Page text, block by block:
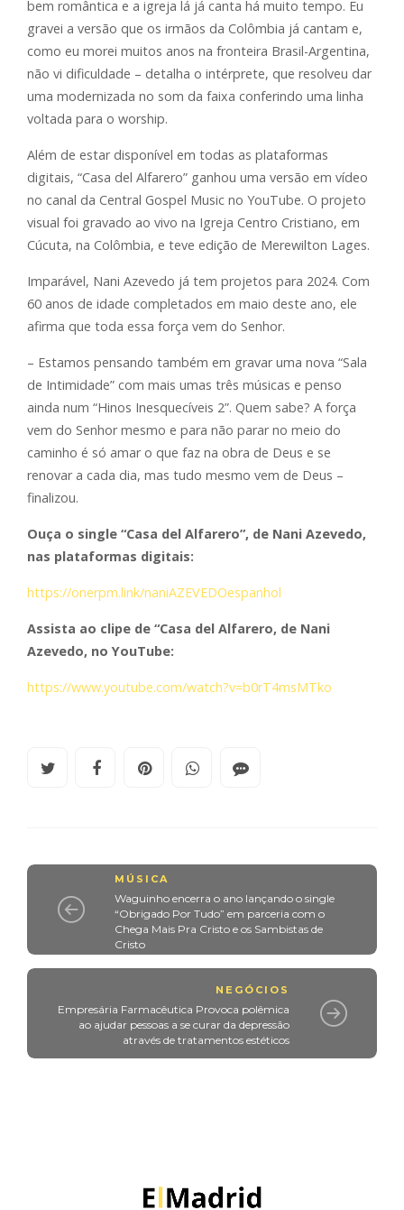
bem romântica e a igreja lá já canta há muito tempo. Eu
gravei a versão que os irmãos da Colômbia já cantam e,
como eu morei muitos anos na fronteira Brasil-Argentina,
não vi dificuldade – detalha o intérprete, que resolveu dar
uma modernizada no som da faixa conferindo uma linha
voltada para o worship.
Além de estar disponível em todas as plataformas
digitais, “Casa del Alfarero” ganhou uma versão em vídeo
no canal da Central Gospel Music no YouTube. O projeto
visual foi gravado ao vivo na Igreja Centro Cristiano, em
Cúcuta, na Colômbia, e teve edição de Merewilton Lages.
Imparável, Nani Azevedo já tem projetos para 2024. Com
60 anos de idade completados em maio deste ano, ele
afirma que toda essa força vem do Senhor.
– Estamos pensando também em gravar uma nova “Sala
de Intimidade” com mais umas três músicas e penso
ainda num “Hinos Inesquecíveis 2”. Quem sabe? A força
vem do Senhor mesmo e para não parar no meio do
caminho é só amar o que faz na obra de Deus e se
renovar a cada dia, mas tudo mesmo vem de Deus –
finalizou.
Ouça o single “Casa del Alfarero”, de Nani Azevedo,
nas plataformas digitais:
https://onerpm.link/naniAZEVEDOespanhol
Assista ao clipe de “Casa del Alfarero, de Nani
Azevedo, no YouTube:
https://www.youtube.com/watch?v=b0rT4msMTko
MÚSICA
Waguinho encerra o ano lançando o single
“Obrigado Por Tudo” em parceria com o
Chega Mais Pra Cristo e os Sambistas de
Cristo
NEGÓCIOS
Empresária Farmacêutica Provoca polêmica
ao ajudar pessoas a se curar da depressão
através de tratamentos estéticos